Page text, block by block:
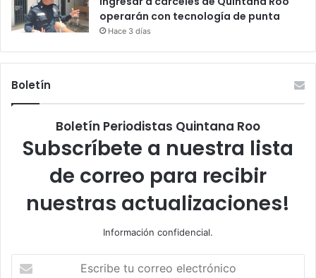
operarán con tecnología de punta
Hace 3 días
Boletín
Boletín Periodistas Quintana Roo
Subscríbete a nuestra lista
de correo para recibir
nuestras actualizaciones!
Información confidencial.